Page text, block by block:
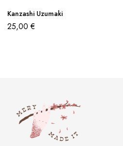
Kanzashi Uzumaki
25,00€